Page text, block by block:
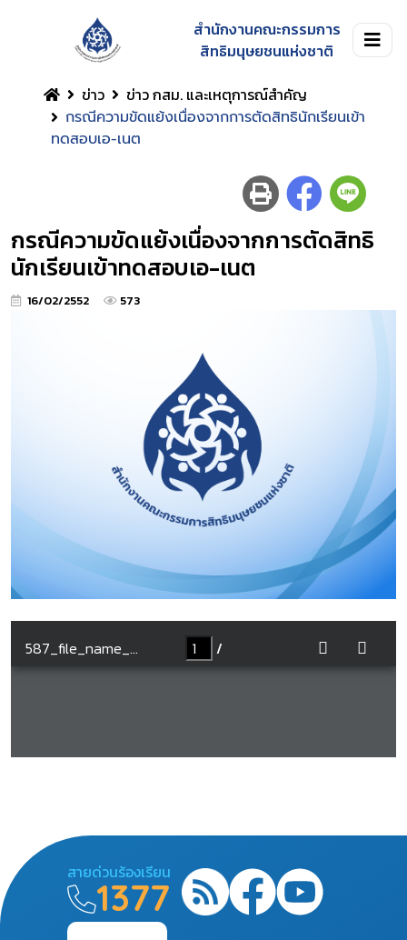
สำนักงานคณะกรรมการ
สิทธิมนุษยชนแห่งชาติ
ข่าว
ข่าว กสม. และเหตุการณ์สำคัญ
กรณีความขัดแย้งเนื่องจากการตัดสิทธินักเรียนเข้า
ทดสอบเอ-เนต
กรณีความขัดแย้งเนื่องจากการตัดสิทธิ
นักเรียนเข้าทดสอบเอ-เนต
16/02/2552 573
สายด่วนร้องเรียน
1377